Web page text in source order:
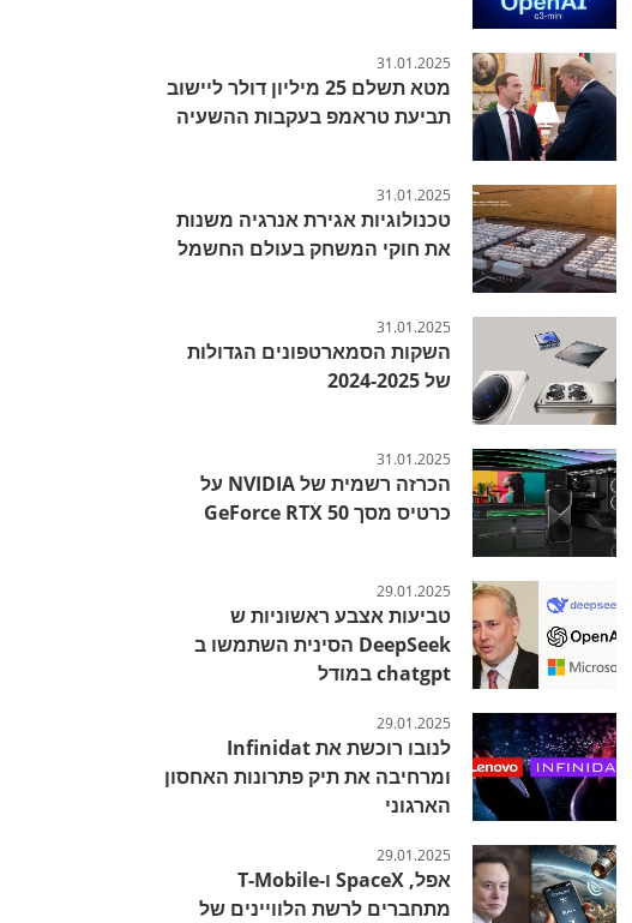
31.01.2025
מטא תשלם 25 מיליון דולר ליישוב
תביעת טראמפ בעקבות ההשעיה
31.01.2025
טכנולוגיות אגירת אנרגיה משנות
את חוקי המשחק בעולם החשמל
31.01.2025
השקות הסמארטפונים הגדולות
של 2024-2025
31.01.2025
הכרזה רשמית של NVIDIA על
כרטיס מסך GeForce RTX 50
29.01.2025
טביעות אצבע ראשוניות ש
DeepSeek הסינית השתמשו ב
chatgpt במודל
29.01.2025
לנובו רוכשת את Infinidat
ומרחיבה את תיק פתרונות האחסון
הארגוני
29.01.2025
אפל, SpaceX ו-T-Mobile
מתחברים לרשת הלוויינים של